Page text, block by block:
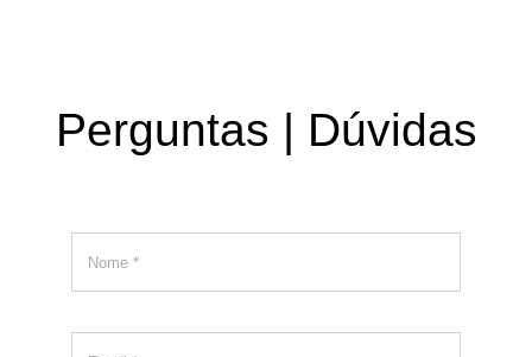
Perguntas | Dúvidas